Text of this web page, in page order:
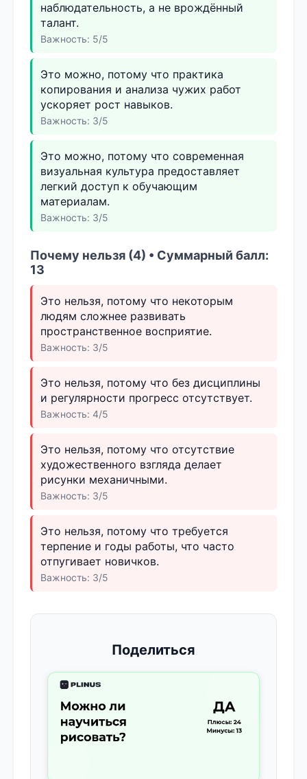
наблюдательность, а не врождённый
талант.
Важность: 5/5
Это можно, потому что практика
копирования и анализа чужих работ
ускоряет рост навыков.
Важность: 3/5
Это можно, потому что современная
визуальная культура предоставляет
легкий доступ к обучающим
материалам.
Важность: 3/5
Почему нельзя (4) • Суммарный балл:
13
Это нельзя, потому что некоторым
людям сложнее развивать
пространственное восприятие.
Важность: 3/5
Это нельзя, потому что без дисциплины
и регулярности прогресс отсутствует.
Важность: 4/5
Это нельзя, потому что отсутствие
художественного взгляда делает
рисунки механичными.
Важность: 3/5
Это нельзя, потому что требуется
терпение и годы работы, что часто
отпугивает новичков.
Важность: 3/5
Поделиться